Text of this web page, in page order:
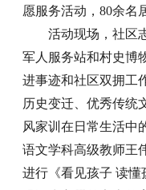
愿服务活动，80余名
活动现场，社区
军人服务站和村史博
进事迹和社区双拥工
历史变迁、优秀传统
风家训在日常生活中
语文学科高级教师王
进行《看见孩子 读